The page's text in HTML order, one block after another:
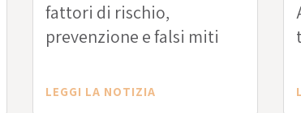
fattori di rischio,
prevenzione e falsi miti
LEGGI LA NOTIZIA